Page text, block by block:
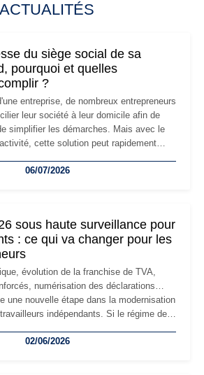
du siège social de sa
pourquoi et quelles
?
entreprise, de nombreux entrepreneurs
leur société à leur domicile afin de
simplifier les démarches. Mais avec le
cette solution peut rapidement
image de marque… Le
06/07/2026
sous haute surveillance pour
: ce qui va changer pour les
évolution de la franchise de TVA,
numérisation des déclarations…
une nouvelle étape dans la modernisation
indépendants. Si le régime de
devront s'adapter à un environnement
02/06/2026